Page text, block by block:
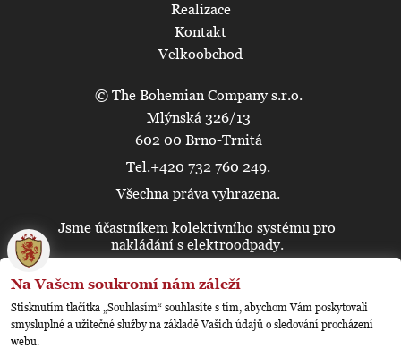
© The Bohemian Company s.r.o.
Mlýnská 326/13
602 00 Brno-Trnitá
Tel.+420 732 760 249.
Všechna práva vyhrazena.
Realizace
Kontakt
Velkoobchod
Jsme účastníkem kolektivního systému pro
nakládání s elektroodpady.
🍪
Na Vašem soukromí nám záleží
Stisknutím tlačítka „Souhlasím“ souhlasíte s tím, abychom Vám poskytovali
smysluplné a užitečné služby na základě Vašich údajů o sledování procházení
webu.